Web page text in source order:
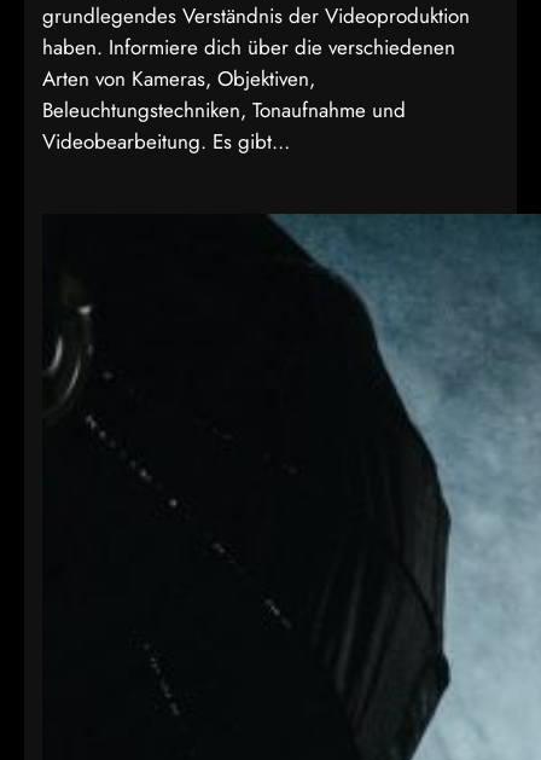
grundlegendes Verständnis der Videoproduktion
haben. Informiere dich über die verschiedenen
Arten von Kameras, Objektiven,
Beleuchtungstechniken, Tonaufnahme und
Videobearbeitung. Es gibt…